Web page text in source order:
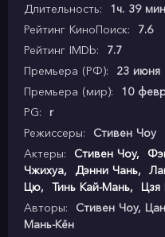
Длительность:
1ч. 39
Рейтинг КиноПоиск:
7.6
Рейтинг IMDb:
7.7
Премьера (РФ):
23 июня
Премьера (мир):
10
PG:
r
Режиссеры:
Стивен Чоу
Актеры:
Стивен Чоу,
Чжихуа, Дэнни Чань,
Цю, Тинь Кай-Мань, Цзя
Авторы:
Стивен Чоу,
Мань-Кён